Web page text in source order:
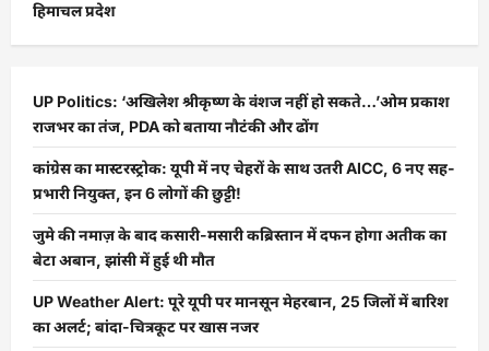
हिमाचल प्रदेश
UP Politics: ‘अखिलेश श्रीकृष्ण के वंशज नहीं हो सकते…’ओम प्रकाश
राजभर का तंज, PDA को बताया नौटंकी और ढोंग
कांग्रेस का मास्टरस्ट्रोक: यूपी में नए चेहरों के साथ उतरी AICC, 6 नए सह-
प्रभारी नियुक्त, इन 6 लोगों की छुट्टी!
जुमे की नमाज़ के बाद कसारी-मसारी कब्रिस्तान में दफन होगा अतीक का
बेटा अबान, झांसी में हुई थी मौत
UP Weather Alert: पूरे यूपी पर मानसून मेहरबान, 25 जिलों में बारिश
का अलर्ट; बांदा-चित्रकूट पर खास नजर